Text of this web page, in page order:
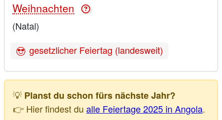
Weihnachten
(Natal)
gesetzlicher Feiertag (landesweit)
💡 Planst du schon fürs nächste Jahr?
👉 Hier findest du alle Feiertage 2025 in Angola.